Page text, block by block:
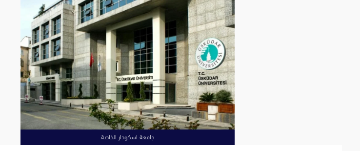
جامعة اسكودار الخاصة